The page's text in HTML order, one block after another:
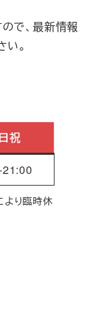
で、最新情報
。
祝
より臨時休